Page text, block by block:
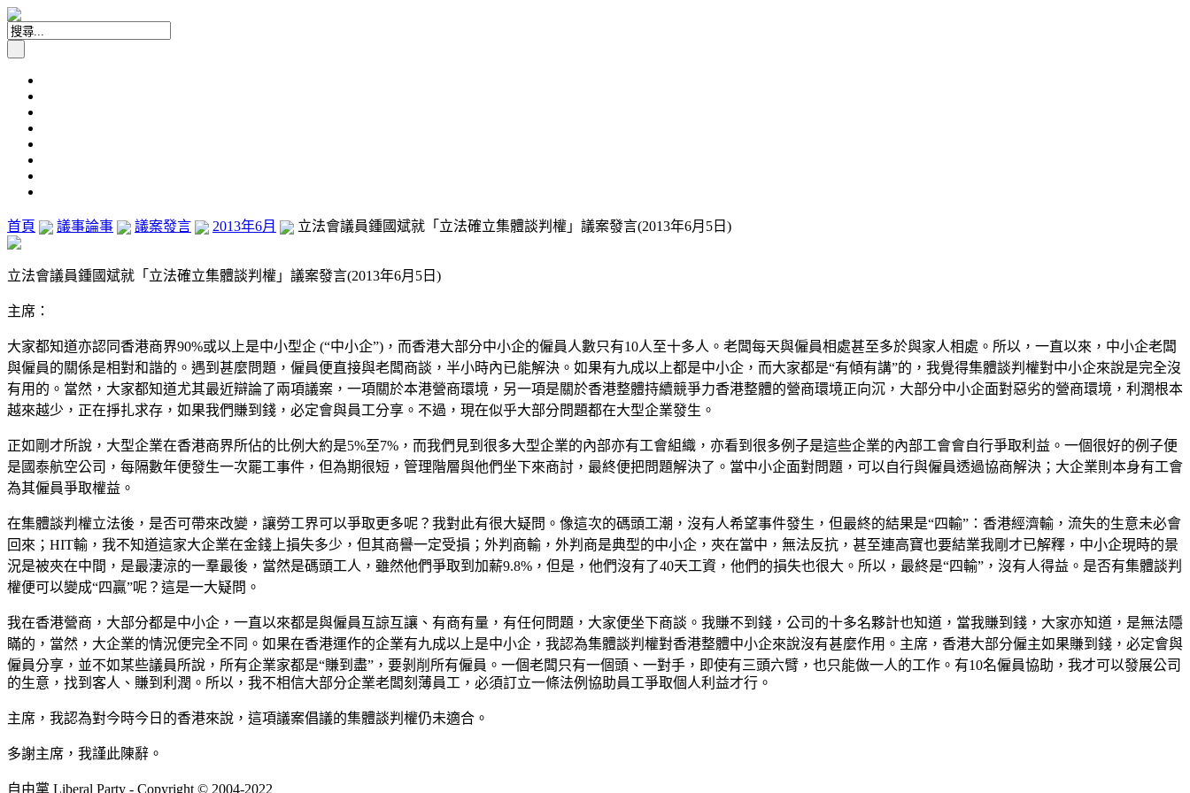
首頁 議事論事 議案發言 2013年6月 立法會議員鍾國斌就「立法確立集體談判權」議案發言(2013年6月5日)
立法會議員鍾國斌就「立法確立集體談判權」議案發言(2013年6月5日)
主席：
大家都知道亦認同香港商界90%或以上是中小型企 (“中小企”)，而香港大部分中小企的僱員人數只有10人至十多人。老闆每天與僱員相處甚至多於與家人相處。所以，一直以來，中小企老闆
與僱員的關係是相對和諧的。遇到甚麼問題，僱員便直接與老闆商談，半小時內已能解決。如果有九成以上都是中小企，而大家都是“有傾有講”的，我覺得集體談判權對中小企來說是完全沒
有用的。當然，大家都知道尤其最近辯論了兩項議案，一項關於本港營商環境，另一項是關於香港整體持續競爭力香港整體的營商環境正向沉，大部分中小企面對惡劣的營商環境，利潤根本
越來越少，正在掙扎求存，如果我們賺到錢，必定會與員工分享。不過，現在似乎大部分問題都在大型企業發生。
正如剛才所說，大型企業在香港商界所佔的比例大約是5%至7%，而我們見到很多大型企業的內部亦有工會組織，亦看到很多例子是這些企業的內部工會會自行爭取利益。一個很好的例子便
是國泰航空公司，每隔數年便發生一次罷工事件，但為期很短，管理階層與他們坐下來商討，最終便把問題解決了。當中小企面對問題，可以自行與僱員透過協商解決；大企業則本身有工會
為其僱員爭取權益。
在集體談判權立法後，是否可帶來改變，讓勞工界可以爭取更多呢？我對此有很大疑問。像這次的碼頭工潮，沒有人希望事件發生，但最終的結果是“四輸”：香港經濟輸，流失的生意未必會
回來；HIT輸，我不知道這家大企業在金錢上損失多少，但其商譽一定受損；外判商輸，外判商是典型的中小企，夾在當中，無法反抗，甚至連高寶也要結業我剛才已解釋，中小企現時的景
況是被夾在中間，是最淒涼的一羣最後，當然是碼頭工人，雖然他們爭取到加薪9.8%，但是，他們沒有了40天工資，他們的損失也很大。所以，最終是“四輸”，沒有人得益。是否有集體談判
權便可以變成“四贏”呢？這是一大疑問。
我在香港營商，大部分都是中小企，一直以來都是與僱員互諒互讓、有商有量，有任何問題，大家便坐下商談。我賺不到錢，公司的十多名夥計也知道，當我賺到錢，大家亦知道，是無法隱
瞞的，當然，大企業的情況便完全不同。如果在香港運作的企業有九成以上是中小企，我認為集體談判權對香港整體中小企來說沒有甚麼作用。主席，香港大部分僱主如果賺到錢，必定會與
僱員分享，並不如某些議員所說，所有企業家都是“賺到盡”，要剝削所有僱員。一個老闆只有一個頭、一對手，即使有三頭六臂，也只能做一人的工作。有10名僱員協助，我才可以發展公司
的生意，找到客人、賺到利潤。所以，我不相信大部分企業老闆刻薄員工，必須訂立一條法例協助員工爭取個人利益才行。
主席，我認為對今時今日的香港來說，這項議案倡議的集體談判權仍未適合。
多謝主席，我謹此陳辭。
自由黨 Liberal Party - Copyright © 2004-2022